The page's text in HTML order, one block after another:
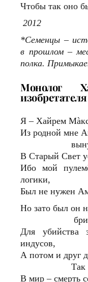
Чтобы так оно
2012
*Семенцы –
в прошлом –
полка.
Монолог
Я – Хайрем
Из родной мне
вынужден
В Старый Свет
Ибо мой
логики,
Был не нужен
Но зато был он
Для убийства
индусов,
А потом и друг
Так и
В мир – смерть